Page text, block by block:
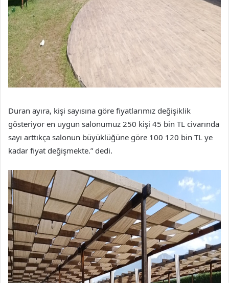
Duran ayıra, kişi sayısına göre fiyatlarımız değişiklik
gösteriyor en uygun salonumuz 250 kişi 45 bin TL civarında
sayı arttıkça salonun büyüklüğüne göre 100 120 bin TL ye
kadar fiyat değişmekte.” dedi.